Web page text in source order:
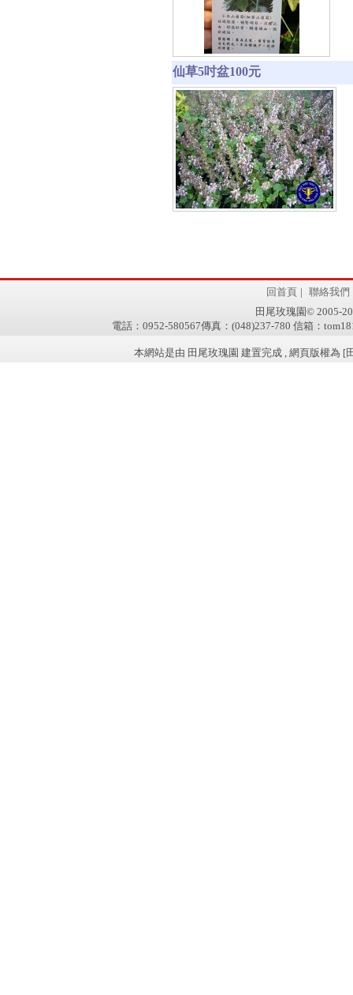
仙草5吋盆100元
回首頁 | 聯絡我們
田尾玫瑰園© 2005-
電話：0952-580567傳真：(048)237-780 信箱：
本網站是由 田尾玫瑰園 建置完成 , 網頁版權為